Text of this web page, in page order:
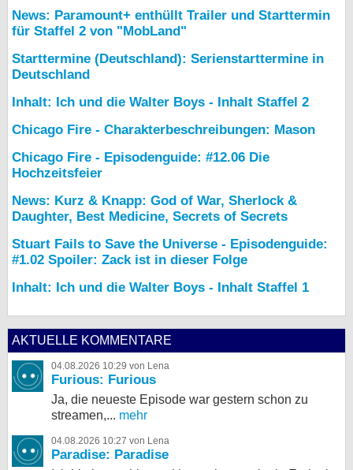
News: Paramount+ enthüllt Trailer und Starttermin
für Staffel 2 von "MobLand"
Starttermine (Deutschland): Serienstarttermine in
Deutschland
Inhalt: Ich und die Walter Boys - Inhalt Staffel 2
Chicago Fire - Charakterbeschreibungen: Mason
Chicago Fire - Episodenguide: #12.06 Die
Hochzeitsfeier
News: Kurz & Knapp: God of War, Sherlock &
Daughter, Best Medicine, Secrets of Secrets
Stuart Fails to Save the Universe - Episodenguide:
#1.02 Spoiler: Zack ist in dieser Folge
Inhalt: Ich und die Walter Boys - Inhalt Staffel 1
AKTUELLE KOMMENTARE
04.08.2026 10:29 von Lena
Furious: Furious
Ja, die neueste Episode war gestern schon zu
streamen,... mehr
04.08.2026 10:27 von Lena
Paradise: Paradise